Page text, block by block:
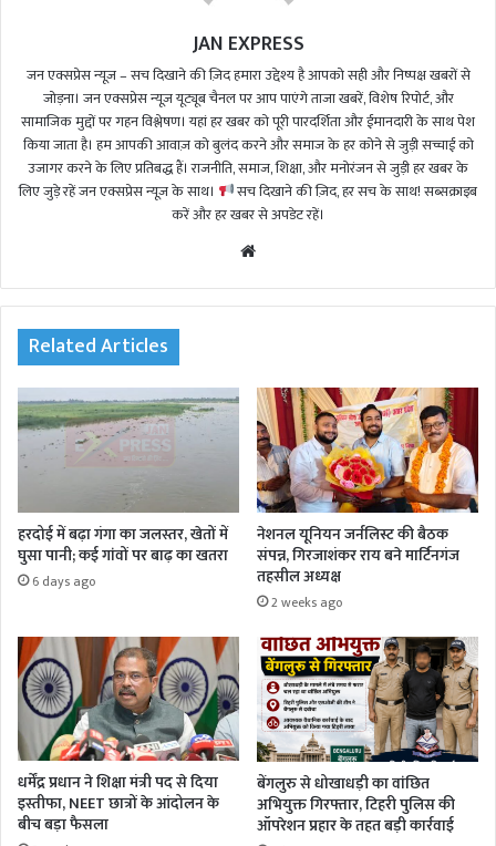
JAN EXPRESS
जन एक्सप्रेस न्यूज़ – सच दिखाने की ज़िद हमारा उद्देश्य है आपको सही और निष्पक्ष खबरों से
जोड़ना। जन एक्सप्रेस न्यूज़ यूट्यूब चैनल पर आप पाएंगे ताजा खबरें, विशेष रिपोर्ट, और
सामाजिक मुद्दों पर गहन विश्लेषण। यहां हर खबर को पूरी पारदर्शिता और ईमानदारी के साथ पेश
किया जाता है। हम आपकी आवाज़ को बुलंद करने और समाज के हर कोने से जुड़ी सच्चाई को
उजागर करने के लिए प्रतिबद्ध हैं। राजनीति, समाज, शिक्षा, और मनोरंजन से जुड़ी हर खबर के
लिए जुड़े रहें जन एक्सप्रेस न्यूज़ के साथ।
सच दिखाने की ज़िद, हर सच के साथ! सब्सक्राइब
करें और हर खबर से अपडेट रहें।
te
Related Articles
हरदोई में बढ़ा गंगा का जलस्तर, खेतों में
घुसा पानी; कई गांवों पर बाढ़ का खतरा
6 days ago
नेशनल यूनियन जर्नलिस्ट की बैठक
संपन्न, गिरजाशंकर राय बने मार्टिनगंज
तहसील अध्यक्ष
2 weeks ago
धर्मेंद्र प्रधान ने शिक्षा मंत्री पद से दिया
इस्तीफा, NEET छात्रों के आंदोलन के
बीच बड़ा फैसला
बेंगलुरु से धोखाधड़ी का वांछित
अभियुक्त गिरफ्तार, टिहरी पुलिस की
ऑपरेशन प्रहार के तहत बड़ी कार्रवाई